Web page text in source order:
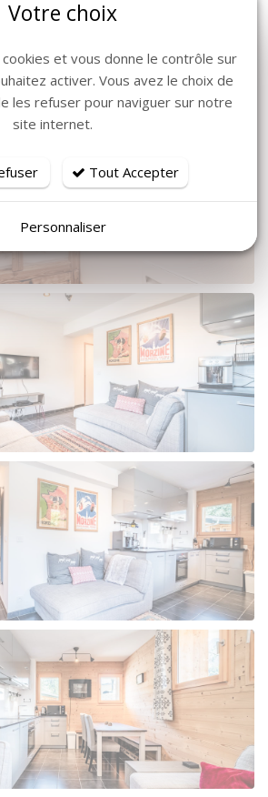
Votre choix
et vous donne le contrôle sur
activer. Vous avez le choix de
les refuser pour naviguer sur notre
site internet.
Tout Accepter
Personnaliser